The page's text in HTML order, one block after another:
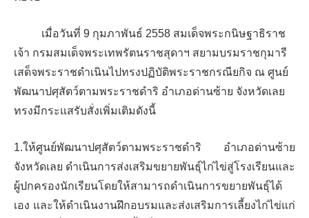
เมื่อวันที่ 9 กุมภาพันธ์ 2558 สมเด็จพระกนิษฐาธิราช
เจ้า กรมสมเด็จพระเทพรัตนราชสุดาฯ สยามบรมราชกุมารี
เสด็จพระราชดำเนินไปทรงปฏิบัติพระราชกรณียกิจ ณ ศูนย์
พัฒนาปศุสัตว์ตามพระราชดำริ อำเภอด่านซ้าย จังหวัดเลย
ทรงมีกระแสรับสั่งเพิ่มเติมดังนี้
1.ให้ศูนย์พัฒนาปศุสัตว์ตามพระราชดำริ อำเภอด่านซ้าย
จังหวัดเลย ดำเนินการส่งเสริมขยายพันธุ์ไก่ไข่สู่โรงเรียนและ
ผู้ปกครองนักเรียนโดยให้สามารถดำเนินการขยายพันธุ์ได้
เอง และให้ดำเนินงานฝึกอบรมและส่งเสริมการเลี้ยงไก่ไข่แก่